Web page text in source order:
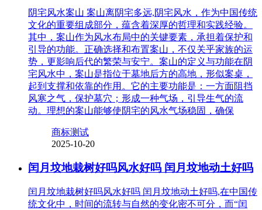
阴宅风水案山 案山离阴宅多远,阴宅风水，作为中国传统
文化的重要组成部分，蕴含着深厚的哲理和实践经验。
其中，案山作为风水布局中的关键要素，承担着保护和
引导的功能。正确选择和布置案山，不仅关乎家族的运
势，更影响后代的繁荣与安宁。案山的定义与功能在阴
宅风水中，案山是指位于墓地后方的高地，形似案桌，
起到支撑和依靠的作用。它的主要功能是：一方面阻挡
风寒之气，保护墓穴；形成一种气场，引导生气的流
动。理想的案山能够使阴宅的风水气场稳固，确保
商标测试
2025-10-20
闰月坟地栽树好吗风水好吗 闰月坟地动土好吗
闰月坟地栽树好吗风水好吗 闰月坟地动土好吗,在中国传
统文化中，时间的流转与自然的变化密不可分，而“闰